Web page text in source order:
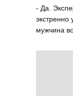
- Да.
мужчина